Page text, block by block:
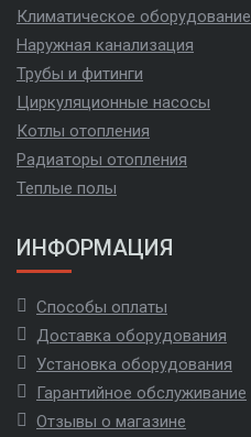
Климатическое оборудование
Наружная канализация
Трубы и фитинги
Циркуляционные насосы
Котлы отопления
Радиаторы отопления
Теплые полы
ИНФОРМАЦИЯ
Способы оплаты
Доставка оборудования
Установка оборудования
Гарантийное обслуживание
Отзывы о магазине